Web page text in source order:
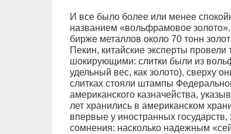
И все было более или менее
названием «вольфрамовое
бирже металлов около 70 тонн
Пекин, китайские эксперты провели
шокирующими: слитки были из
удельный вес, как золото), сверху
слитках стояли штампы
американского казначейства,
лет хранились в американском
впервые у иностранных
сомнения: насколько надежным